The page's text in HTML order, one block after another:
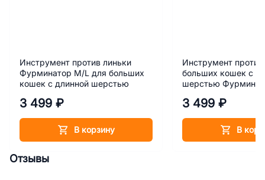
Инструмент против линьки
Фурминатор M/L для больших
кошек c длинной шерстью
3 499 ₽
В корзину
Инструмент
больших кошек с
шерстью
3 499 ₽
В
Отзывы